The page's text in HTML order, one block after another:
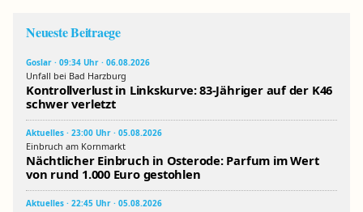
Neueste Beitraege
Goslar · 09:34 Uhr · 06.08.2026
Unfall bei Bad Harzburg
Kontrollverlust in Linkskurve: 83-Jähriger auf der K46
schwer verletzt
Aktuelles · 23:00 Uhr · 05.08.2026
Einbruch am Kornmarkt
Nächtlicher Einbruch in Osterode: Parfum im Wert
von rund 1.000 Euro gestohlen
Aktuelles · 22:45 Uhr · 05.08.2026